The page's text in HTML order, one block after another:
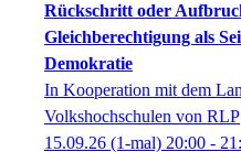
Rückschritt oder
Gleichberechtigung als
Demokratie
In Kooperation mit dem
Volkshochschulen von RLP
15.09.26 (1-mal) 20:00 -